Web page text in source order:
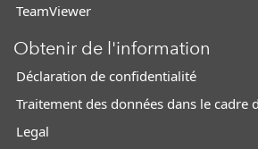
TeamViewer
Obtenir de l'information
Déclaration de confidentialité
Traitement des données dans le cadre
Legal